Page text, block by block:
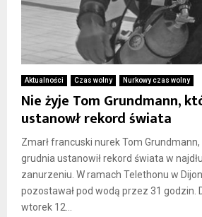
Aktualności Czas wolny Nurkowy czas wolny
Nie żyje Tom Grundmann,
ustanowł rekord świata
Zmarł francuski nurek Tom
grudnia ustanowił rekord świata w
zanurzeniu. W ramach Telethonu w
pozostawał pod wodą przez 31 godzin.
wtorek 12...